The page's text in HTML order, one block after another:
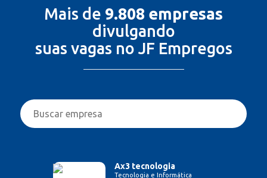
Mais de 9.808 empresas
divulgando
suas vagas no JF Empregos
Ax3 tecnologia
Tecnologia e Informática